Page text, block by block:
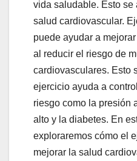
vida saludable. Esto se
salud cardiovascular.
puede ayudar a
al reducir el riesgo de
cardiovasculares. Esto
ejercicio ayuda a
riesgo como la presión
alto y la diabetes. En
exploraremos cómo el
mejorar la salud